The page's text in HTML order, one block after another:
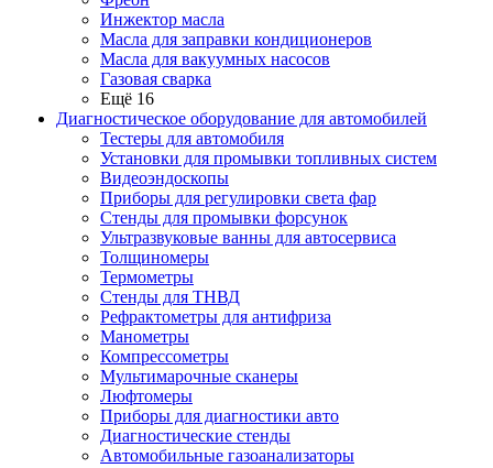
Инжектор масла
Масла для заправки кондиционеров
Масла для вакуумных насосов
Газовая сварка
Ещё 16
Диагностическое оборудование для автомобилей
Тестеры для автомобиля
Установки для промывки топливных систем
Видеоэндоскопы
Приборы для регулировки света фар
Стенды для промывки форсунок
Ультразвуковые ванны для автосервиса
Толщиномеры
Термометры
Стенды для ТНВД
Рефрактометры для антифриза
Манометры
Компрессометры
Мультимарочные сканеры
Люфтомеры
Приборы для диагностики авто
Диагностические стенды
Автомобильные газоанализаторы